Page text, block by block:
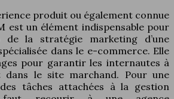
produit ou également connue
est un élément indispensable pour
la stratégie marketing d’une
dans le e-commerce. Elle
pour garantir les internautes à
le site marchand. Pour une
tâches attachées à la gestion